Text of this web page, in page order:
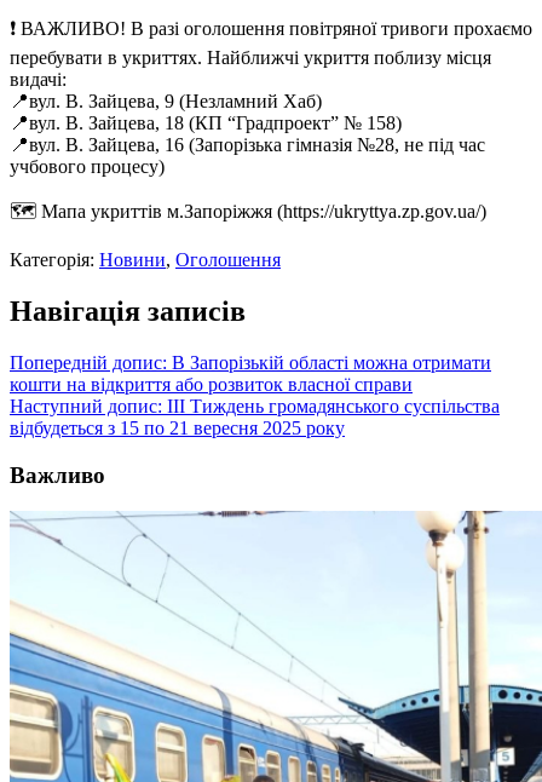
❗️ ВАЖЛИВО! В разі оголошення повітряної тривоги прохаємо
перебувати в укриттях. Найближчі укриття поблизу місця
видачі:
📍вул. В. Зайцева, 9 (Незламний Хаб)
📍вул. В. Зайцева, 18 (КП “Градпроект” № 158)
📍вул. В. Зайцева, 16 (Запорізька гімназія №28, не під час
учбового процесу)
🗺 Мапа укриттів м.Запоріжжя (https://ukryttya.zp.gov.ua/)
Категорія: Новини, Оголошення
Навігація записів
Попередній допис: В Запорізькій області можна отримати
кошти на відкриття або розвиток власної справи
Наступний допис: ІІІ Тиждень громадянського суспільства
відбудеться з 15 по 21 вересня 2025 року
Важливо